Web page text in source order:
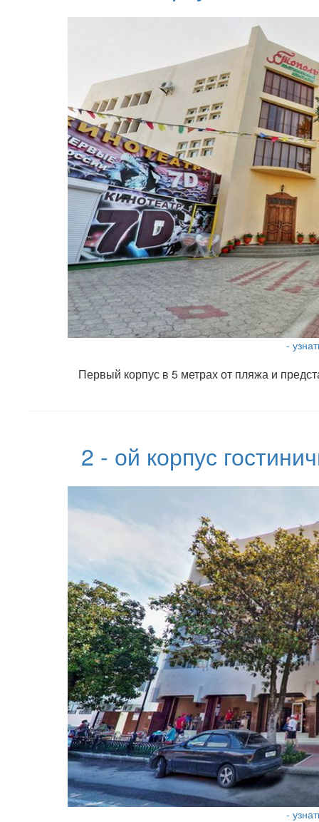
-
Первый корпус в 5 метрах от пляжа и
2 - ой корпус
-